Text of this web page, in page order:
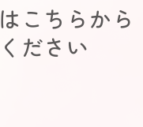
こちらから
ださい